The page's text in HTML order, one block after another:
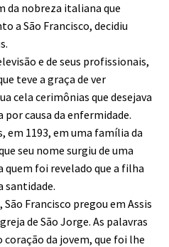
da nobreza italiana que
a São Francisco, decidiu
e de seus profissionais,
teve a graça de ver
cela cerimônias que desejava
causa da enfermidade.
em 1193, em uma família da
seu nome surgiu de uma
quem foi revelado que a filha
santidade.
Francisco pregou em Assis
de São Jorge. As palavras
da jovem, que foi lhe